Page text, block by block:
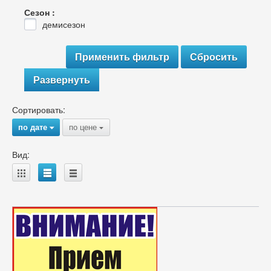
Сезон :
демисезон
Развернуть
Сортировать:
по дате{ по цене {
Вид:
A B C